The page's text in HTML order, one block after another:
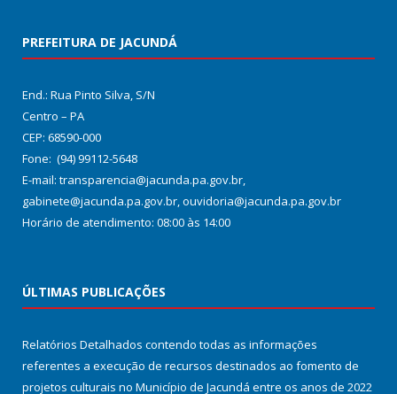
PREFEITURA DE JACUNDÁ
End.: Rua Pinto Silva, S/N
Centro – PA
CEP: 68590-000
Fone: (94) 99112-5648
E-mail: transparencia@jacunda.pa.gov.br,
gabinete@jacunda.pa.gov.br, ouvidoria@jacunda.pa.gov.br
Horário de atendimento: 08:00 às 14:00
ÚLTIMAS PUBLICAÇÕES
Relatórios Detalhados contendo todas as informações
referentes a execução de recursos destinados ao fomento de
projetos culturais no Município de Jacundá entre os anos de 2022